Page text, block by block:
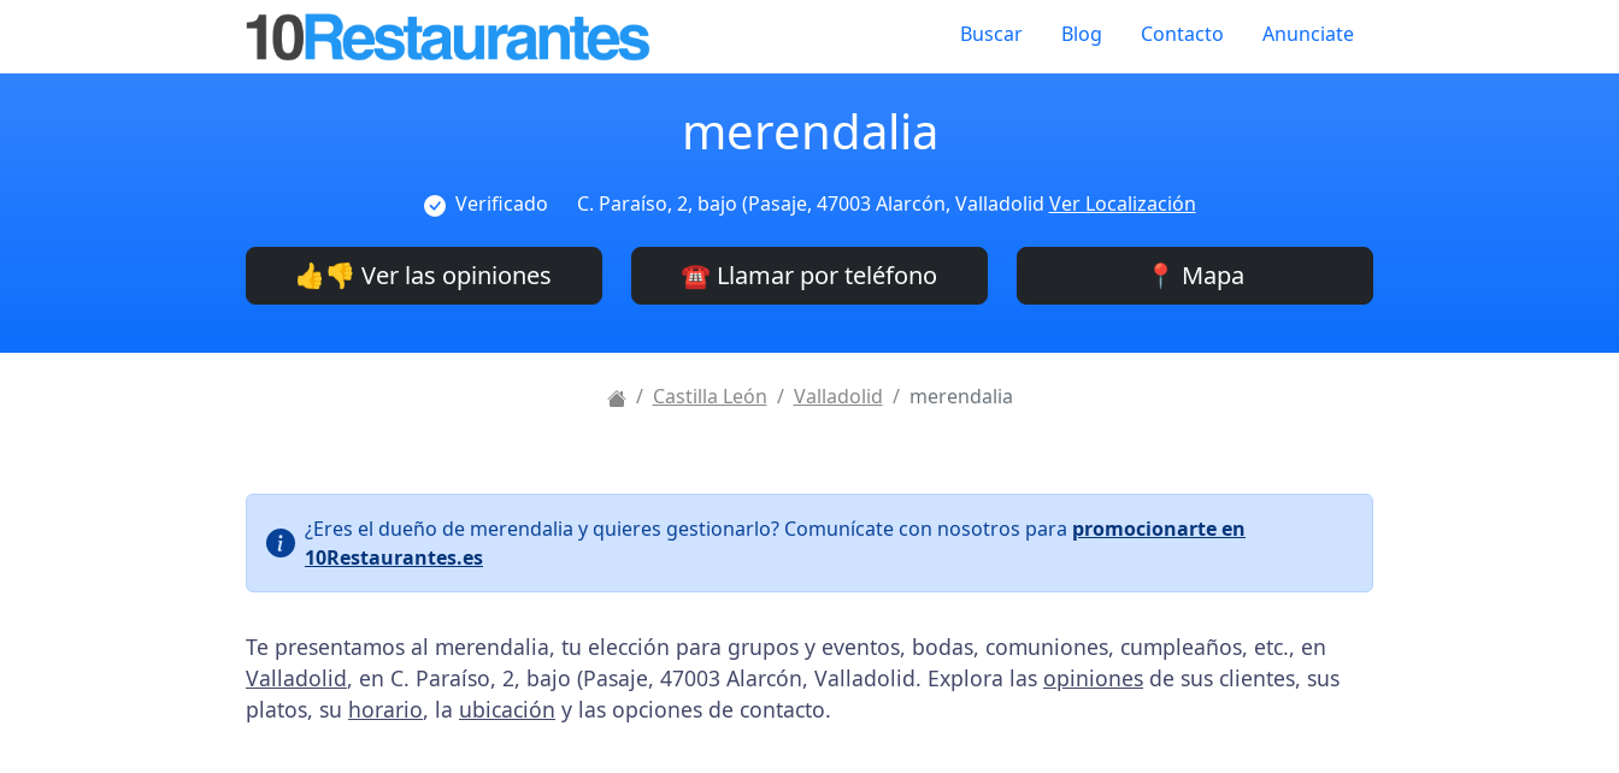
Buscar Blog Contacto Anunciate
merendalia
Verificado C. Paraíso, 2, bajo (Pasaje, 47003 Alarcón, Valladolid Ver Localización
👍👎 Ver las opiniones ☎️ Llamar por teléfono 📍 Mapa
Castilla León Valladolid merendalia
¿Eres el dueño de merendalia y quieres gestionarlo? Comunícate con nosotros para promocionarte en
10Restaurantes.es
Te presentamos al merendalia, tu elección para grupos y eventos, bodas, comuniones, cumpleaños, etc., en
Valladolid, en C. Paraíso, 2, bajo (Pasaje, 47003 Alarcón, Valladolid. Explora las opiniones de sus clientes, sus
platos, su horario, la ubicación y las opciones de contacto.